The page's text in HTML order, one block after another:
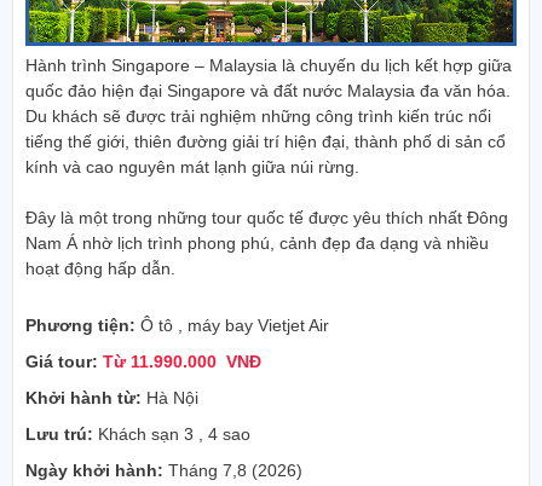
Hành trình Singapore – Malaysia là chuyến du lịch kết hợp giữa
quốc đảo hiện đại Singapore và đất nước Malaysia đa văn hóa.
Du khách sẽ được trải nghiệm những công trình kiến trúc nổi
tiếng thế giới, thiên đường giải trí hiện đại, thành phố di sản cổ
kính và cao nguyên mát lạnh giữa núi rừng.
Đây là một trong những tour quốc tế được yêu thích nhất Đông
Nam Á nhờ lịch trình phong phú, cảnh đẹp đa dạng và nhiều
hoạt động hấp dẫn.
Phương tiện: Ô tô , máy bay Vietjet Air
Giá tour: Từ 11.990.000 VNĐ
Khởi hành từ: Hà Nội
Lưu trú: Khách sạn 3 , 4 sao
Ngày khởi hành: Tháng 7,8 (2026)